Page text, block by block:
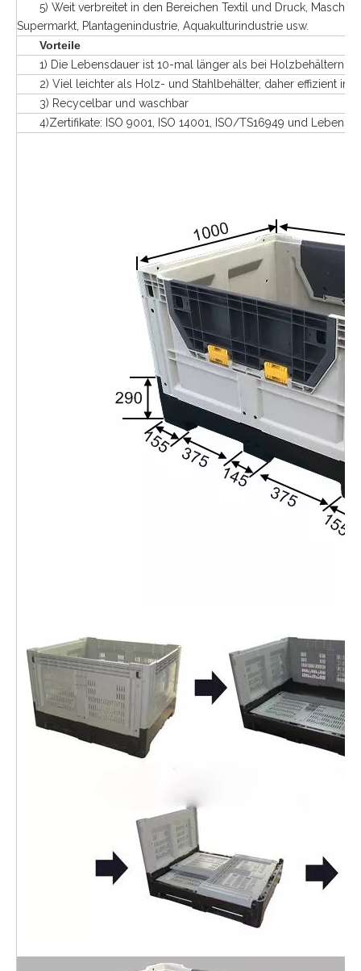
5) Weit verbreitet in den Bereichen Textil und Druck,
Supermarkt, Plantagenindustrie, Aquakulturindustrie usw.
Vorteile
1) Die Lebensdauer ist 10-mal länger als bei Holzbehältern
2) Viel leichter als Holz- und Stahlbehälter, daher effizient im
3) Recycelbar und waschbar
4)Zertifikate: ISO 9001, ISO 14001, ISO/TS16949 und